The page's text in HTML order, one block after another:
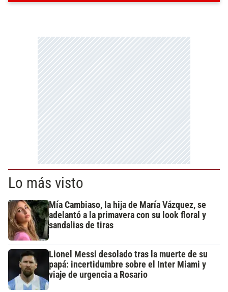
Lo más visto
Mía Cambiaso, la hija de María Vázquez, se
adelantó a la primavera con su look floral y
sandalias de tiras
Lionel Messi desolado tras la muerte de su
papá: incertidumbre sobre el Inter Miami y
viaje de urgencia a Rosario